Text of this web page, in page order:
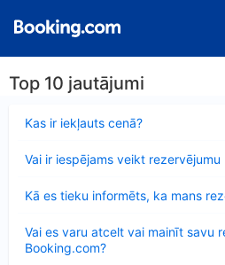
Top 10 jautājumi
Kas ir iekļauts cenā?
Vai ir iespējams veikt
Kā es tieku informēts, ka mans
Vai es varu atcelt vai mainīt savu
Booking.com?